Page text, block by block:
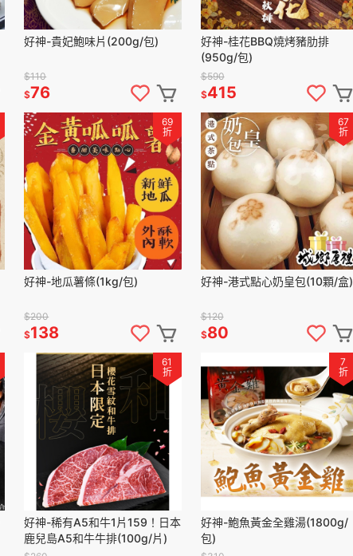
好神-貴妃鮑味片(200g/包)
$110
$76
好神-桂花BBQ燒烤豬肋排
(950g/包)
$590
$415
69
折
好神-地瓜薯條(1kg/包)
$200
$138
67
折
好神-港式點心奶皇包(10顆/盒)
$120
$80
61
折
好神-稀有A5和牛1片159！日本
鹿兒島A5和牛牛排(100g/片)
7
折
好神-鮑魚黃金全雞湯(1800g/
包)